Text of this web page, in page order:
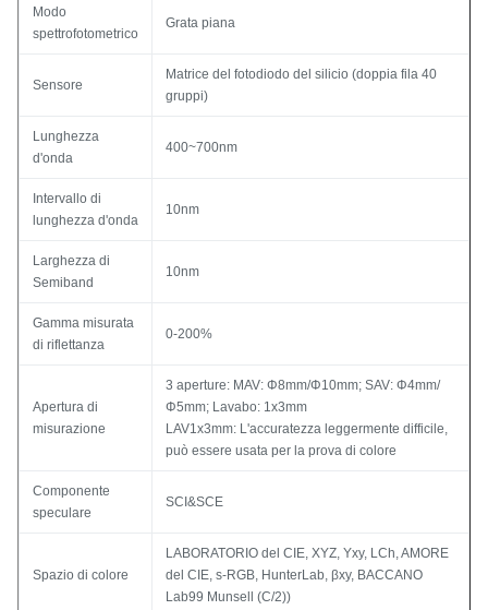
Modo
spettrofotometrico
Grata piana
Sensore
Matrice del fotodiodo del silicio (doppia fila 40
gruppi)
Lunghezza
d'onda
400~700nm
Intervallo di
lunghezza d'onda
10nm
Larghezza di
Semiband
10nm
Gamma misurata
di riflettanza
0-200%
Apertura di
misurazione
3 aperture: MAV: Φ8mm/Φ10mm; SAV: Φ4mm/
Φ5mm; Lavabo: 1x3mm
LAV1x3mm: L'accuratezza leggermente difficile,
può essere usata per la prova di colore
Componente
speculare
SCI&SCE
Spazio di colore
LABORATORIO del CIE, XYZ, Yxy, LCh, AMORE
del CIE, s-RGB, HunterLab, βxy, BACCANO
Lab99 Munsell (C/2))